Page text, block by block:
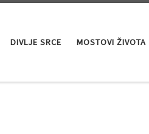
DIVLJE SRCE MOSTOVI ŽIVOTA